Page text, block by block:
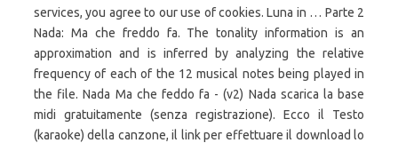
services, you agree to our use of cookies. Luna in … Parte 2
Nada: Ma che freddo fa. The tonality information is an
approximation and is inferred by analyzing the relative
frequency of each of the 12 musical notes being played in
the file. Nada Ma che feddo fa - (v2) Nada scarica la base
midi gratuitamente (senza registrazione). Ecco il Testo
(karaoke) della canzone, il link per effettuare il download lo